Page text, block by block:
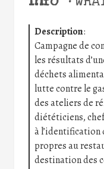
Description:
Campagne de
les résultats
déchets
lutte contre le
des ateliers de
diététiciens,
à l’identification
propres au
destination des